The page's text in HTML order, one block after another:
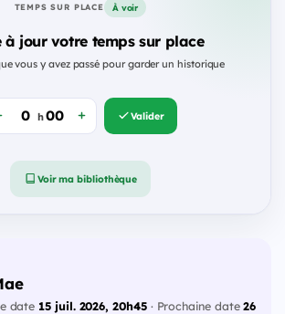
TEMPS SUR PLACE À voir
à jour votre temps sur place
vous y avez passé pour garder un historique
h Valider
Voir ma bibliothèque
date 15 juil. 2026, 20h45· Prochaine date26